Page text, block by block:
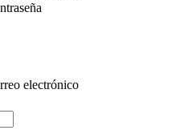
electrónico